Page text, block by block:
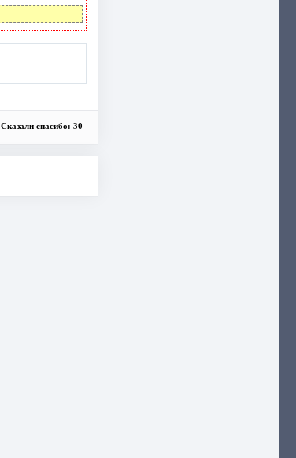
Сказали спасибо: 30